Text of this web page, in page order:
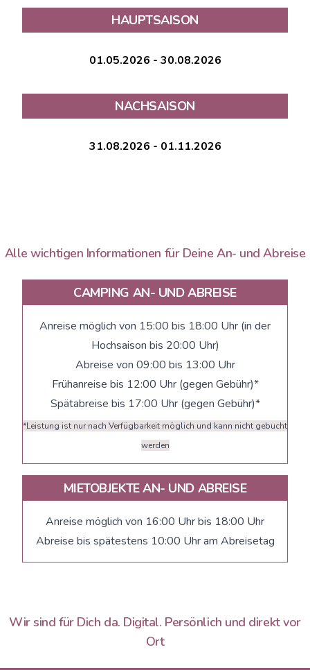
HAUPTSAISON
01.05.2026 - 30.08.2026
NACHSAISON
31.08.2026 - 01.11.2026
Alle wichtigen Informationen für Deine An- und Abreise
CAMPING AN- UND ABREISE
Anreise möglich von 15:00 bis 18:00 Uhr (in der
Hochsaison bis 20:00 Uhr)
Abreise von 09:00 bis 13:00 Uhr
Frühanreise bis 12:00 Uhr (gegen Gebühr)*
Spätabreise bis 17:00 Uhr (gegen Gebühr)*
*Leistung ist nur nach Verfügbarkeit möglich und kann nicht gebucht
werden
MIETOBJEKTE AN- UND ABREISE
Anreise möglich von 16:00 Uhr bis 18:00 Uhr
Abreise bis spätestens 10:00 Uhr am Abreisetag
Wir sind für Dich da. Digital. Persönlich und direkt vor
Ort